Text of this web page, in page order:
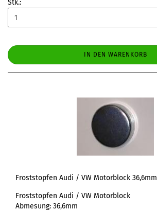
Stk.:
IN DEN WARENKORB
Froststopfen Audi / VW Motorblock 36,6mm
Froststopfen Audi / VW Motorblock
Abmesung: 36,6mm